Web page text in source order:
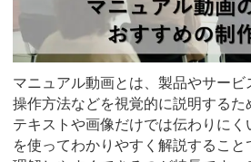
マニュアル動画とは、製品やサービ
操作方法などを視覚的に説明するた
テキストや画像だけでは伝わりに
を使ってわかりやすく解説すること